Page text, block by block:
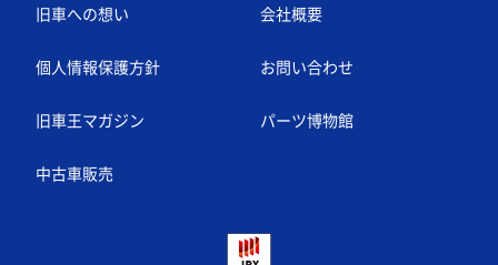
旧車への想い 会社概要
個人情報保護方針 お問い合わせ
旧車王マガジン パーツ博物館
中古車販売